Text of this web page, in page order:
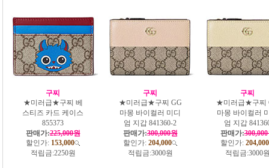
구찌
★미러급★구찌 베
스티즈 카드 케이스
855373
판매가:225,000원
할인가: 153,000
적립금:2250원
구찌
★미러급★구찌‎ GG
마몽 바이컬러 미디
엄 지갑 841360-2
판매가:300,000원
할인가: 204,000
적립금:3000원
구찌
★미러급★구찌‎
마몽 바이컬러
엄 지갑
판매가:
할인가: 204,000
적립금:3000